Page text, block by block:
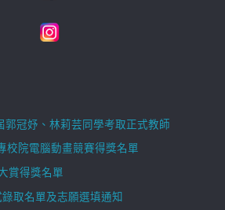
郭冠妤、林莉芸同學考取正式教師
校院電腦動畫競賽得獎名單
賞得獎名單
取名單及志願選填通知